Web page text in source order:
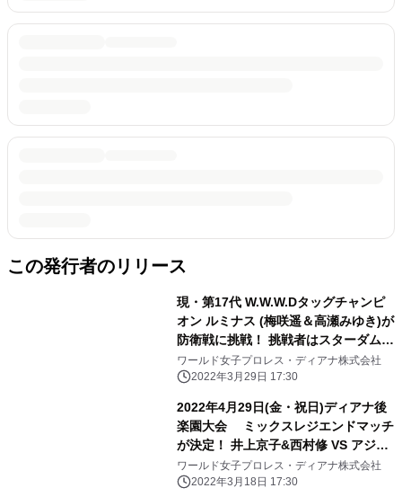
この発行者のリリース
現・第17代 W.W.W.Dタッグチャンピ
オン ルミナス (梅咲遥＆高瀬みゆき)が
防衛戦に挑戦！ 挑戦者はスターダム
ウナギ・サヤカ＆白川未奈
ワールド女子プロレス・ディアナ株式会社
2022年3月29日 17:30
2022年4月29日(金・祝日)ディアナ後
楽園大会 ミックスレジエンドマッチ
が決定！ 井上京子&西村修 VS アジャ
コング&大谷晋二郎
ワールド女子プロレス・ディアナ株式会社
2022年3月18日 17:30